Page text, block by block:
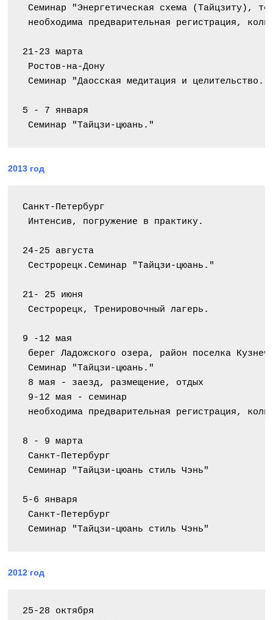
Семинар "Энергетическая схема (Тайцзиту),
необходима предварительная регистрация,
21-23 марта
Ростов-на-Дону
Семинар "Даосская медитация и целительство."
5 - 7 января
Семинар "Тайцзи-цюань."
2013 год
Санкт-Петербург
Интенсив, погружение в практику.
24-25 августа
Сестрорецк.Семинар "Тайцзи-цюань."
21- 25 июня
Сестрорецк, Тренировочный лагерь.
9 -12 мая
берег Ладожского озера, район поселка
Семинар "Тайцзи-цюань."
8 мая - заезд, размещение, отдых
9-12 мая - семинар
необходима предварительная регистрация,
8 - 9 марта
Санкт-Петербург
Семинар "Тайцзи-цюань стиль Чэнь"
5-6 января
Санкт-Петербург
Семинар "Тайцзи-цюань стиль Чэнь"
2012 год
25-28 октября